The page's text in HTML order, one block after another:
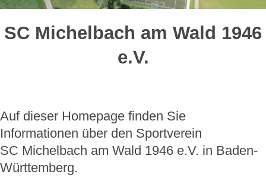
SC Michelbach am Wald 1946
e.V.
Auf dieser Homepage finden Sie
Informationen über den Sportverein
SC Michelbach am Wald 1946 e.V. in Baden-
Württemberg.